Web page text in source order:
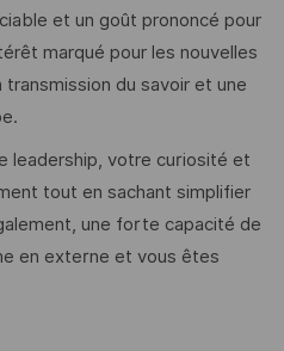
et un goût prononcé pour
marqué pour les nouvelles
du savoir et une
leadership, votre curiosité et
tout en sachant simplifier
une forte capacité de
en externe et vous êtes